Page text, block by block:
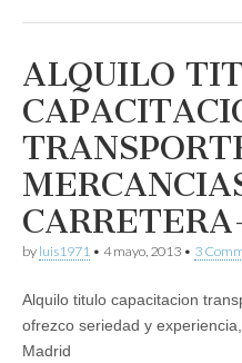
ALQUILO
by luis1971 • 4 mayo, 2013 • 3
Alquilo titulo capacitacion
ofrezco seriedad y
Madrid